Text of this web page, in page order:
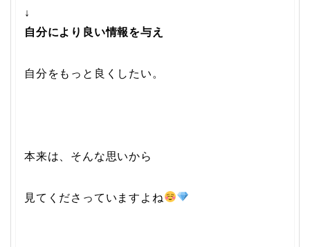
↓
自分により良い情報を与え
自分をもっと良くしたい。
本来は、そんな思いから
見てくださっていますよね